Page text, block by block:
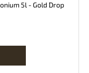
5l - Gold Drop